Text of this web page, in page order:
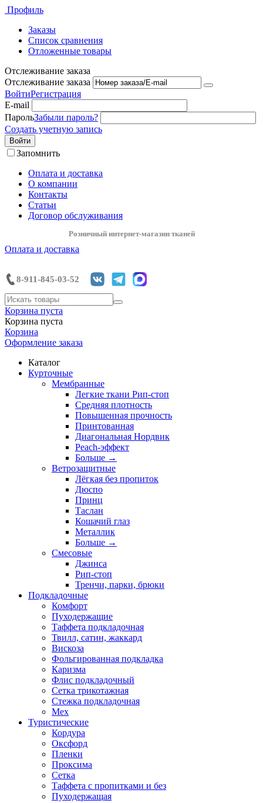
Профиль
Заказы
Список сравнения
Отложенные товары
Отслеживание заказа
Отслеживание заказа
ВойтиРегистрация
E-mail
ПарольЗабыли пароль?
Создать учетную запись
Войти
Запомнить
Оплата и доставка
О компании
Контакты
Статьи
Договор обслуживания
Розничный интернет-магазин тканей
Оплата и доставка
8-911-845-03-52
Корзина пуста
Корзина пуста
Корзина
Оформление заказа
Каталог
Курточные
Мембранные
Легкие ткани Рип-стоп
Средняя плотность
Повышенная прочность
Принтованная
Диагональная Нордвик
Peach-эффект
Больше →
Ветрозащитные
Лёгкая без пропиток
Дюспо
Принц
Таслан
Кошачий глаз
Металлик
Больше →
Смесовые
Джинса
Рип-стоп
Тренчи, парки, брюки
Подкладочные
Комфорт
Пуходержащие
Таффета подкладочная
Твилл, сатин, жаккард
Вискоза
Фольгированная подкладка
Каризма
Флис подкладочный
Сетка трикотажная
Стежка подкладочная
Мех
Туристические
Кордура
Оксфорд
Пленки
Проксима
Сетка
Таффета с пропитками и без
Пуходержащая